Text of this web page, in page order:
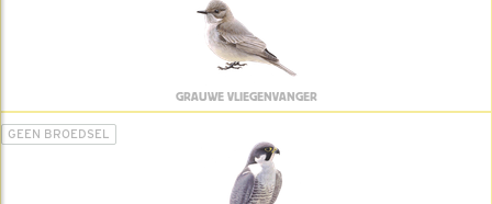
GRAUWE VLIEGENVANGER
GEEN BROEDSEL